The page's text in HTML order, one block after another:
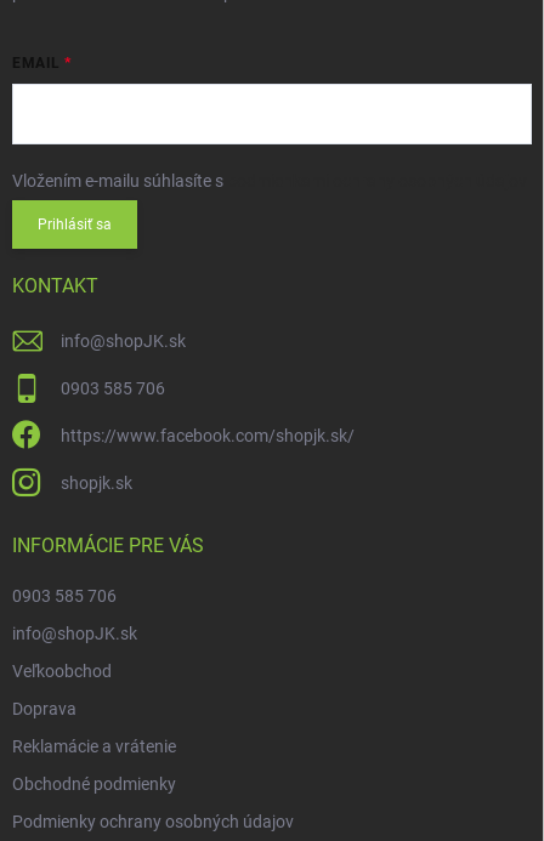
EMAIL
Vložením e-mailu súhlasíte s
Prihlásiť sa
KONTAKT
info@shopJK.sk
0903 585 706
https://www.facebook.com/shopjk.sk/
shopjk.sk
INFORMÁCIE PRE VÁS
0903 585 706
info@shopJK.sk
Veľkoobchod
Doprava
Reklamácie a vrátenie
Obchodné podmienky
Podmienky ochrany osobných údajov